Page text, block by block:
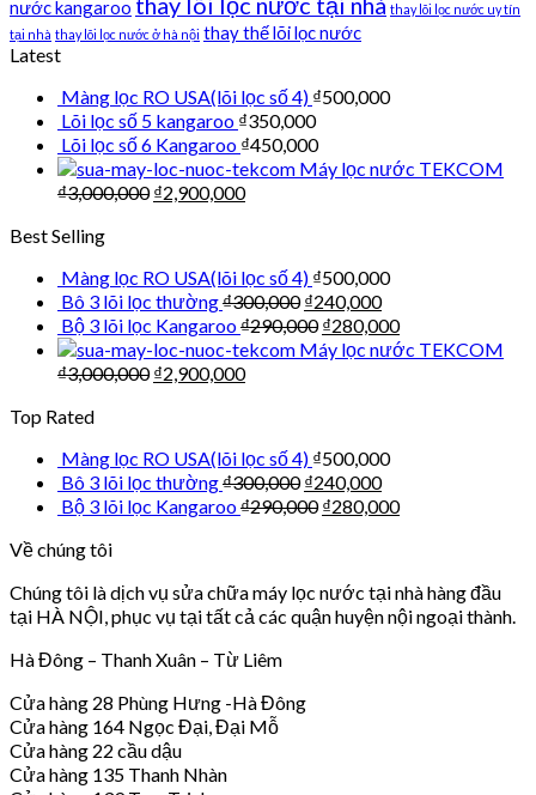
nước kangaroo
thay lõi lọc nước uy tín
tại nhà thay lõi lọc nước ở hà nội thay thế lõi lọc nước
Latest
Màng lọc RO USA(lõi lọc số 4) ₫500,000
Lõi lọc số 5 kangaroo ₫350,000
Lõi lọc số 6 Kangaroo ₫450,000
Máy lọc nước TEKCOM
₫3,000,000 ₫2,900,000
Best Selling
Màng lọc RO USA(lõi lọc số 4) ₫500,000
Bô 3 lõi lọc thường₫300,000 ₫240,000
Bộ 3 lõi lọc Kangaroo₫290,000 ₫280,000
Máy lọc nước TEKCOM
₫3,000,000 ₫2,900,000
Top Rated
Màng lọc RO USA(lõi lọc số 4) ₫500,000
Bô 3 lõi lọc thường₫300,000 ₫240,000
Bộ 3 lõi lọc Kangaroo₫290,000 ₫280,000
Về chúng tôi
Chúng tôi là dịch vụ sửa chữa máy lọc nước tại nhà hàng đầu
tại HÀ NỘI, phục vụ tại tất cả các quận huyện nội ngoại thành.
Hà Đông – Thanh Xuân – Từ Liêm
Cửa hàng 28 Phùng Hưng -Hà Đông
Cửa hàng 164 Ngọc Đại, Đại Mỗ
Cửa hàng 22 cầu dậu
Cửa hàng 135 Thanh Nhàn